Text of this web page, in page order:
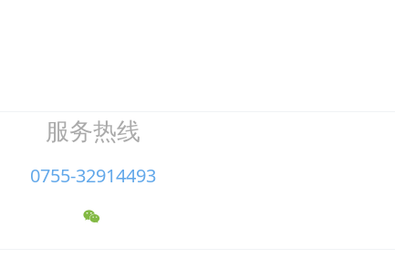
服务热线
0755-32914493